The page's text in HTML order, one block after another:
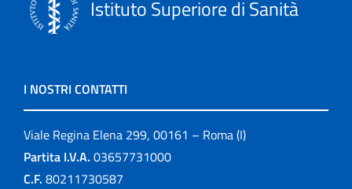
Istituto Superiore di Sanità
I NOSTRI CONTATTI
Viale Regina Elena 299, 00161 – Roma (I)
Partita I.V.A. 03657731000
C.F. 80211730587